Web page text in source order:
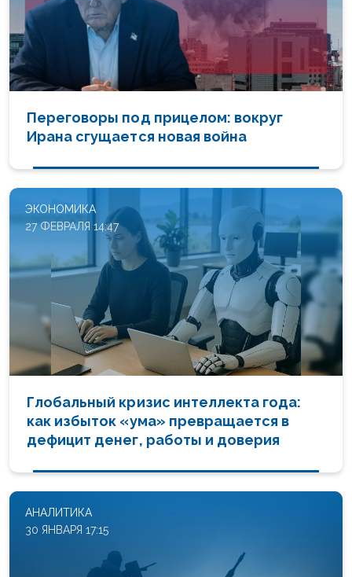
Переговоры под прицелом: вокруг
Ирана сгущается новая война
ЭКОНОМИКА
27 ФЕВРАЛЯ 14:47
Глобальный кризис интеллекта года:
как избыток «ума» превращается в
дефицит денег, работы и доверия
АНАЛИТИКА
30 ЯНВАРЯ 17:15